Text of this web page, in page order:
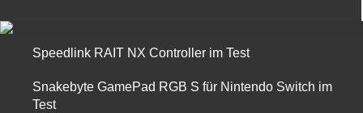
Speedlink RAIT NX Controller im Test
Snakebyte GamePad RGB S für Nintendo Switch im
Test